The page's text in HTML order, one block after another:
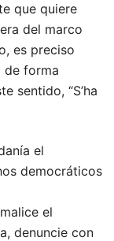
que quiere
del marco
es preciso
de forma
sentido, “S’ha
el
democráticos
el
denuncie con